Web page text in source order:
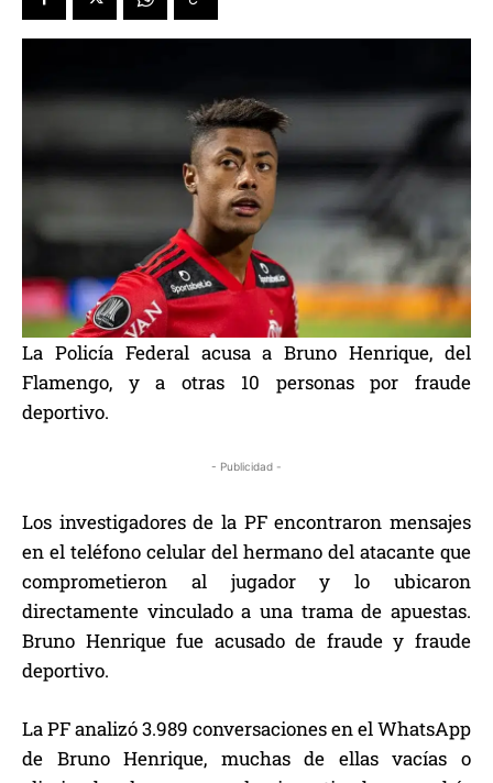
La Policía Federal acusa a Bruno Henrique, del
Flamengo, y a otras 10 personas por fraude
deportivo.
- Publicidad -
Los investigadores de la PF encontraron mensajes
en el teléfono celular del hermano del atacante que
comprometieron al jugador y lo ubicaron
directamente vinculado a una trama de apuestas.
Bruno Henrique fue acusado de fraude y fraude
deportivo.
La PF analizó 3.989 conversaciones en el WhatsApp
de Bruno Henrique, muchas de ellas vacías o